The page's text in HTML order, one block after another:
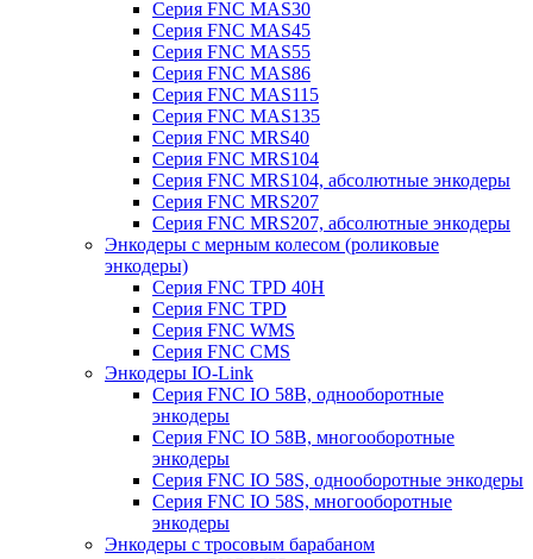
Серия FNC MAS30
Серия FNC MAS45
Серия FNC MAS55
Серия FNC MAS86
Серия FNC MAS115
Серия FNC MAS135
Серия FNC MRS40
Серия FNC MRS104
Серия FNC MRS104, абсолютные энкодеры
Серия FNC MRS207
Серия FNC MRS207, абсолютные энкодеры
Энкодеры с мерным колесом (роликовые
энкодеры)
Серия FNC TPD 40H
Серия FNC TPD
Серия FNC WMS
Серия FNC CMS
Энкодеры IO-Link
Серия FNC IO 58B, однооборотные
энкодеры
Серия FNC IO 58B, многооборотные
энкодеры
Серия FNC IO 58S, однооборотные энкодеры
Серия FNC IO 58S, многооборотные
энкодеры
Энкодеры с тросовым барабаном